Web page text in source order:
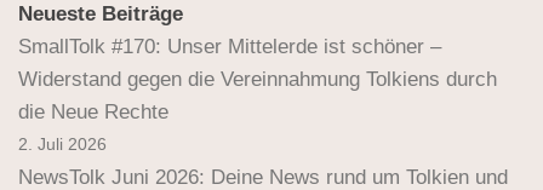
Neueste Beiträge
SmallTolk #170: Unser Mittelerde ist schöner –
Widerstand gegen die Vereinnahmung Tolkiens durch
die Neue Rechte
2. Juli 2026
NewsTolk Juni 2026: Deine News rund um Tolkien und